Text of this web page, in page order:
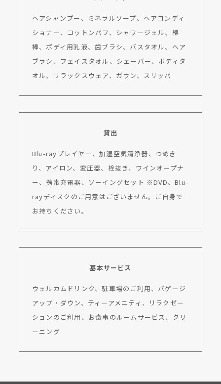
ヘアシャンプー、ミネラルソープ、ヘアコンディ
ショナー、コットンパフ、シャワージェル、綿
棒、ボディ用乳液、歯ブラシ、バスタオル、ヘア
ブラシ、フェイスタオル、シェーバー、ボディタ
オル、リラックスウェア、ガウン、スリッパ
貸出
Blu-rayプレイヤー、加湿空気清浄器、つめき
り、アイロン、変圧器、栓抜き、ワインオープナ
ー、携帯充電器、ソーイングセット ※DVD、Blu-
rayディスクのご用意はございません。ご自身で
お持ちください。
基本サービス
ウェルカムドリンク、駐車場のご利用、バゲージ
アップ・ダウン、ティーアメニティ、リラクゼー
ションのご利用、お食事のルームサービス、クリ
ーニング